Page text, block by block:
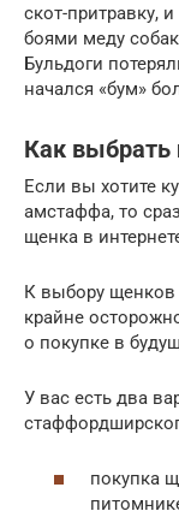
скот-притравку,
боями меду
Бульдоги
начался «бум»
Как выбрать
Если вы хотите
амстаффа, то
щенка в
К выбору щенков
крайне
о покупке в
У вас есть два
покупка